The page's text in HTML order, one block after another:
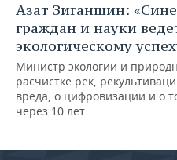
Азат Зиганшин:
граждан и науки
экологическому
Министр экологии и
расчистке рек,
вреда, о цифровизации и о
через 10 лет